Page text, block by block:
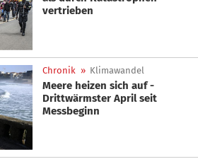
vertrieben
Chronik » Klimawandel
Meere heizen sich auf -
Drittwärmster April seit
Messbeginn